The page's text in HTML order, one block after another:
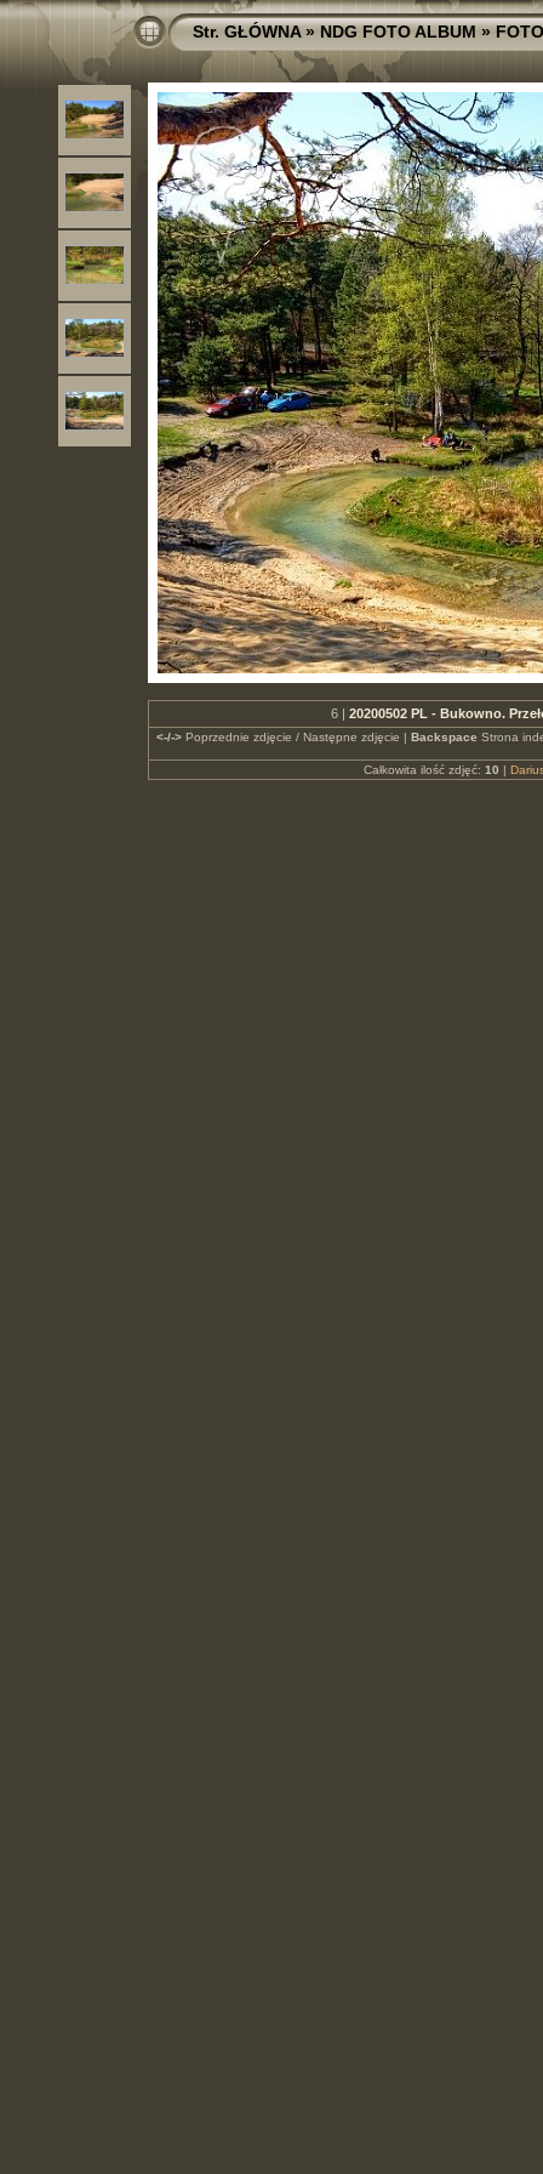
Str. GŁÓWNA»NDG FOTO ALBUM»
6 | 20200502 PL - Bukowno.
<-/->Poprzednie zdjęcie / Następne zdjęcie | Backspace Strona
Całkowita ilość zdjęć: 10 |